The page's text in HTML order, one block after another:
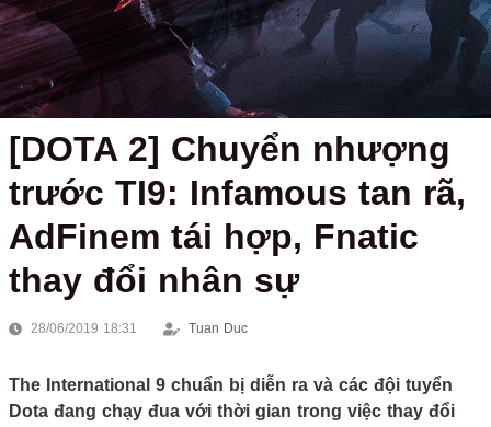
[DOTA 2] Chuyển nhượng
trước TI9: Infamous tan rã,
AdFinem tái hợp, Fnatic
thay đổi nhân sự
28/06/2019 18:31 Tuan Duc
The International 9 chuẩn bị diễn ra và các đội tuyển
Dota đang chạy đua với thời gian trong việc thay đổi